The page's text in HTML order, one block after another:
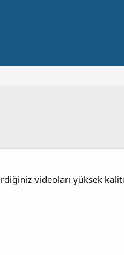
videoları yüksek